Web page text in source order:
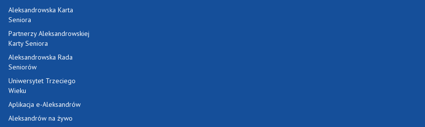
Aleksandrowska Karta
Seniora
Partnerzy Aleksandrowskiej
Karty Seniora
Aleksandrowska Rada
Seniorów
Uniwersytet Trzeciego
Wieku
Aplikacja e-Aleksandrów
Aleksandrów na żywo